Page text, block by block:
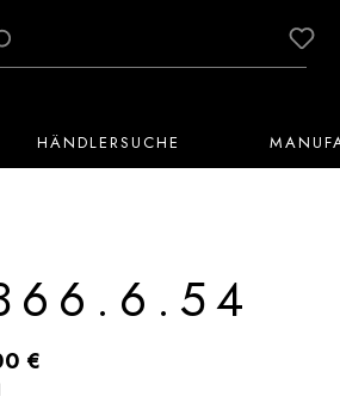
HÄNDLERSUCHE
Preis:
€